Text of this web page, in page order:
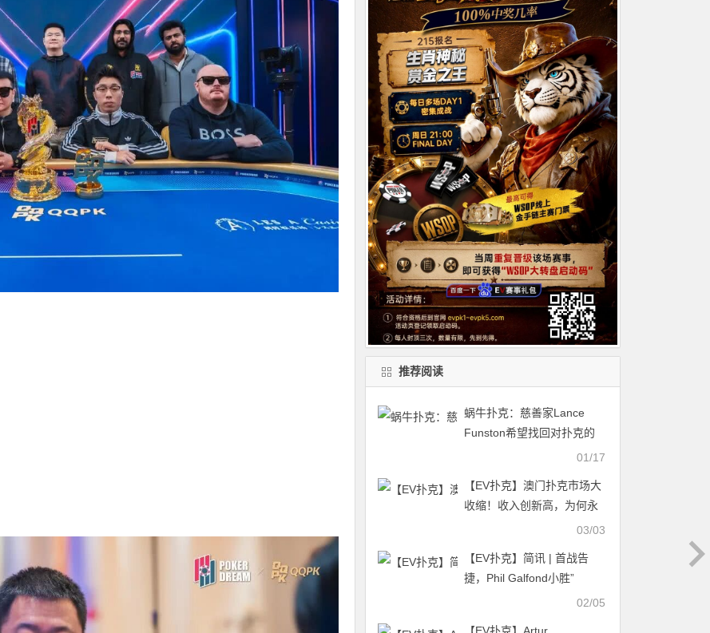
推荐阅读
蜗牛扑克：慈善家Lance
Funston希望找回对扑克的
01/17
【EV扑克】澳门扑克市场大
收缩！收入创新高，为何永
03/03
【EV扑克】简讯 | 首战告
捷，Phil Galfond小胜”
02/05